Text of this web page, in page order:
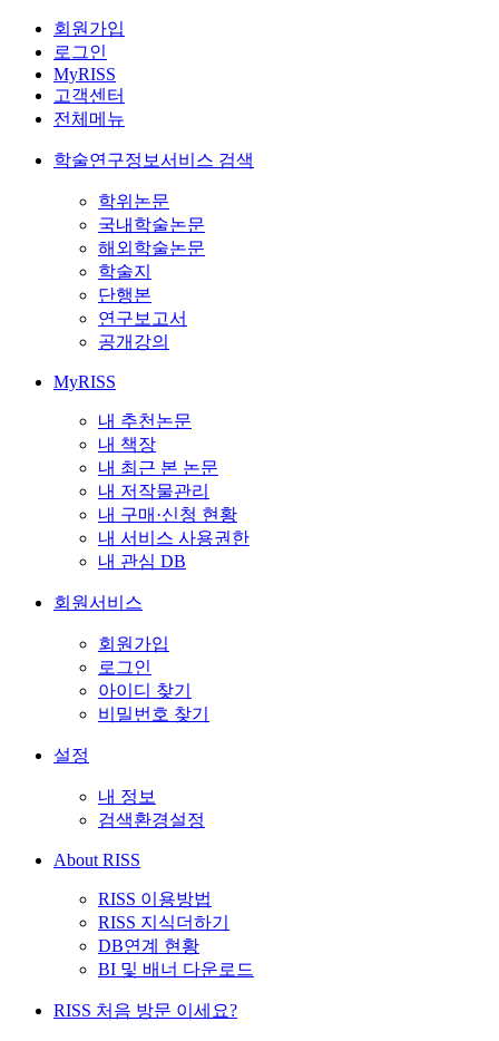
회원가입
로그인
MyRISS
고객센터
전체메뉴
학술연구정보서비스 검색
학위논문
국내학술논문
해외학술논문
학술지
단행본
연구보고서
공개강의
MyRISS
내 추천논문
내 책장
내 최근 본 논문
내 저작물관리
내 구매·신청 현황
내 서비스 사용권한
내 관심 DB
회원서비스
회원가입
로그인
아이디 찾기
비밀번호 찾기
설정
내 정보
검색환경설정
About RISS
RISS 이용방법
RISS 지식더하기
DB연계 현황
BI 및 배너 다운로드
RISS 처음 방문 이세요?